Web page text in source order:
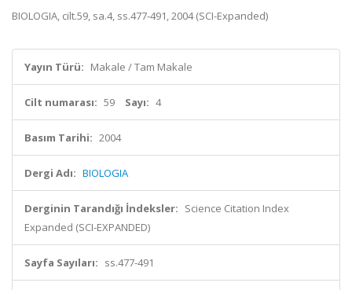
BIOLOGIA, cilt.59, sa.4, ss.477-491, 2004 (SCI-Expanded)
Yayın Türü: Makale / Tam Makale
Cilt numarası: 59 Sayı: 4
Basım Tarihi: 2004
Dergi Adı: BIOLOGIA
Derginin Tarandığı İndeksler: Science Citation Index
Expanded (SCI-EXPANDED)
Sayfa Sayıları: ss.477-491